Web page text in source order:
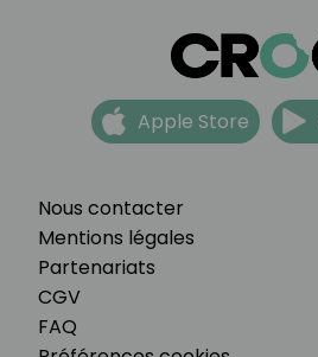
Nous contacter
Mentions légales
Partenariats
CGV
FAQ
Apple Store